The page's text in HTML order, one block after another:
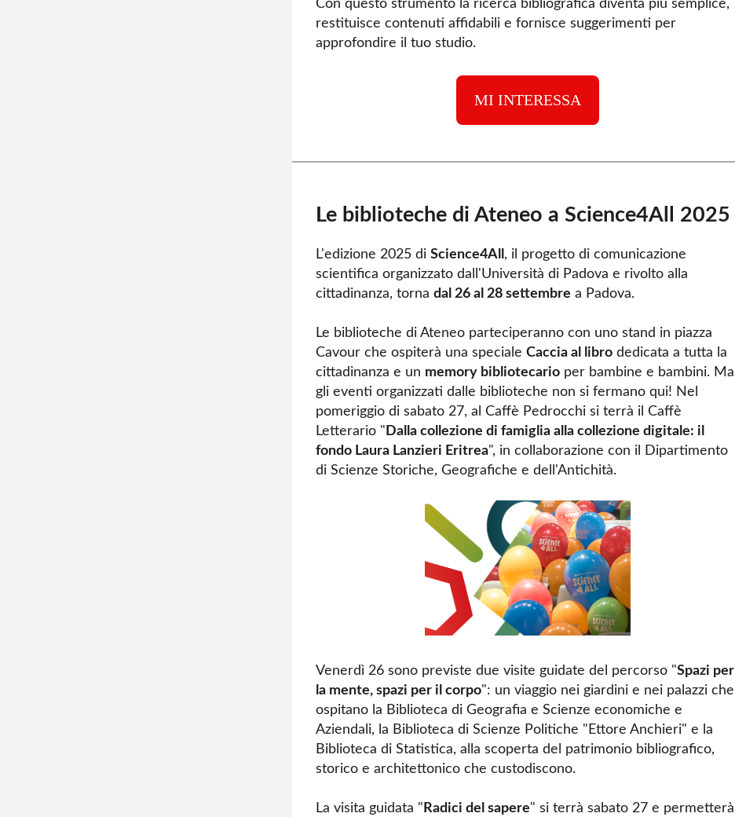
Con questo strumento la ricerca bibliografica diventa più semplice,
restituisce contenuti affidabili e fornisce suggerimenti per
approfondire il tuo studio.
MI INTERESSA
Le biblioteche di Ateneo a Science4All 2025
L'edizione 2025 di Science4All , il progetto di comunicazione
scientifica organizzato dall'Università di Padova e rivolto alla
cittadinanza, torna dal 26 al 28 settembre a Padova.
Le biblioteche di Ateneo parteciperanno con uno stand in piazza
Cavour che ospiterà una speciale Caccia al libro dedicata a tutta la
cittadinanza e un memory bibliotecario per bambine e bambini. Ma
gli eventi organizzati dalle biblioteche non si fermano qui! Nel
pomeriggio di sabato 27, al Caffè Pedrocchi si terrà il Caffè
Letterario " Dalla collezione di famiglia alla collezione digitale: il
fondo Laura Lanzieri Eritrea", in collaborazione con il Dipartimento
di Scienze Storiche, Geografiche e dell'Antichità.
Venerdì 26 sono previste due visite guidate del percorso "Spazi per
la mente, spazi per il corpo": un viaggio nei giardini e nei palazzi che
ospitano la Biblioteca di Geografia e Scienze economiche e
Aziendali, la Biblioteca di Scienze Politiche "Ettore Anchieri" e la
Biblioteca di Statistica, alla scoperta del patrimonio bibliografico,
storico e architettonico che custodiscono.
La visita guidata " Radici del sapere" si terrà sabato 27 e permetterà